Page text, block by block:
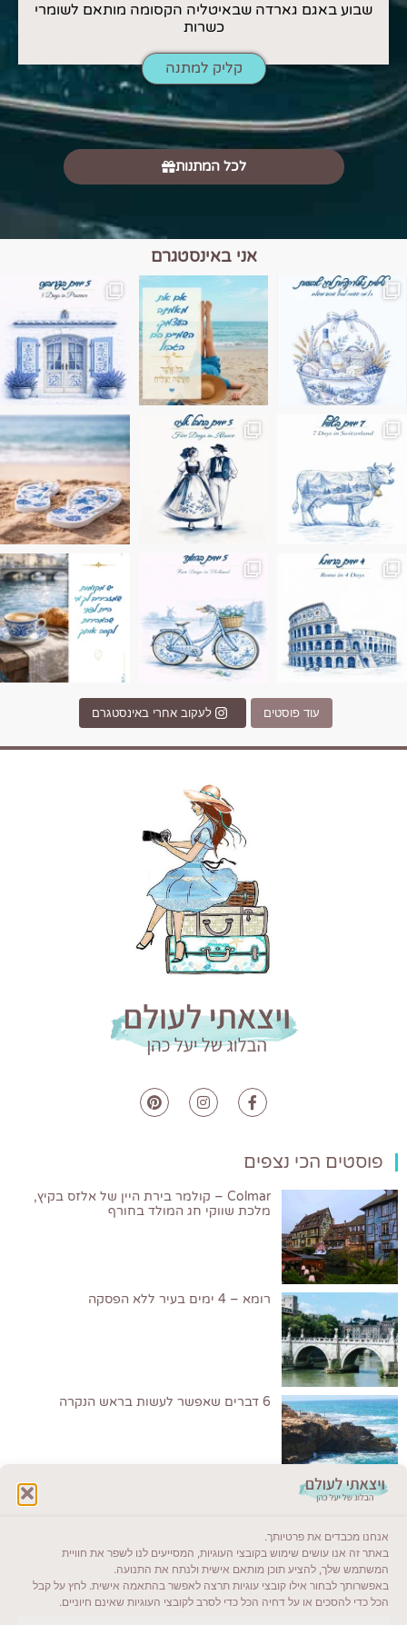
אנחנו מכבדים את פרטיותך.
באתר זה אנו עושים שימוש בקובצי העוגיות, המסייעים לנו לשפר את חוויית
המשתמש שלך, להציע תוכן מותאם אישית ולנתח את התנועה.
באפשרותך לבחור אילו קובצי עוגיות תרצה לאפשר בהתאמה אישית. לחץ על קבל
הכל כדי להסכים או על דחיה הכל כדי לסרב לקובצי העוגיות שאינם חיוניים.
שבוע באגם גארדה שבאיטליה הקסומה מותאם לשומרי
כשרות
קליק למתנה
לכל המתנות
אני באינסטגרם
הם הגבול 💙🩵
בחבל אלזס צרפת
בחופשה שבו הכל נהיה פשוט יותר. החול, הי
Instagram post
Instagram post 17994326828955248
עוד פוסטים לעקוב אחרי באינסטגרם
פוסטים הכי נצפים
Colmar – קולמר בירת היין של אלזס בקיץ,
מלכת שווקי חג המולד בחורף
רומא – 4 ימים בעיר ללא הפסקה
6 דברים שאפשר לעשות בראש הנקרה
ייעדים מומלצים
מדריכים ועזרים